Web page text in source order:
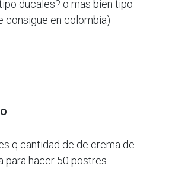
ducales? o mas bien tipo
consigue en colombia)
q cantidad de de crema de
para hacer 50 postres